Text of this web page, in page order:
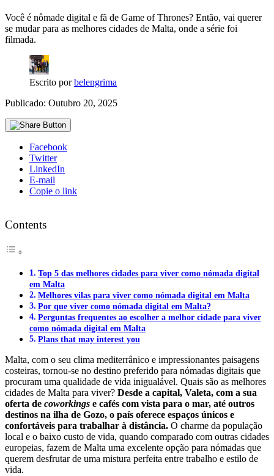
Você é nômade digital e fã de Game of Thrones? Então, vai querer
se mudar para as melhores cidades de Malta, onde a série foi
filmada.
Escrito porbelengrima
Publicado: Outubro 20, 2025
Facebook
Twitter
LinkedIn
E-mail
Copie o link
Contents
Top 5 das melhores cidades para viver como nómada digital
em Malta
Melhores vilas para viver como nómada digital em Malta
Por que viver como nómada digital em Malta?
Perguntas frequentes ao escolher a melhor cidade para viver
como nómada digital em Malta
Plans that may interest you
Malta, com o seu clima mediterrânico e impressionantes paisagens
costeiras, tornou-se no destino preferido para nómadas digitais que
procuram uma qualidade de vida inigualável. Quais são as melhores
cidades de Malta para viver? Desde a capital, Valeta, com a sua
oferta de coworkings e cafés com vista para o mar, até outros
destinos na ilha de Gozo, o país oferece espaços únicos e
confortáveis para trabalhar à distância. O charme da população
local e o baixo custo de vida, quando comparado com outras cidades
europeias, fazem de Malta uma excelente opção para nómadas que
querem desfrutar de uma mistura perfeita entre trabalho e estilo de
vida.